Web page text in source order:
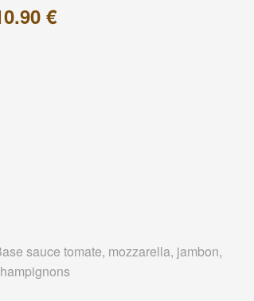
€
sauce tomate, mozzarella, jambon,